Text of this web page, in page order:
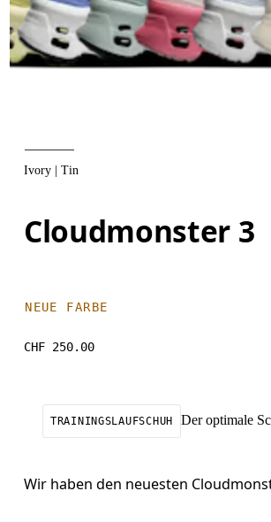
Ivory | Tin
Cloudmonster 3
NEUE FARBE
CHF 250.00
TRAININGSLAUFSCHUH Der optimale
Wir haben den neuesten